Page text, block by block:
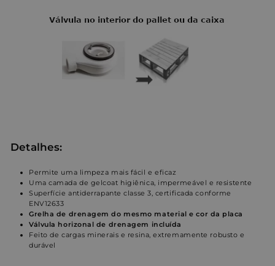
Detalhes:
Permite uma limpeza mais fácil e eficaz
Uma camada de gelcoat higiênica, impermeável e resistente
Superfície antiderrapante classe 3, certificada conforme
ENV12633
Grelha de drenagem do mesmo material e cor da placa
Válvula horizonal de drenagem incluída
Feito de cargas minerais e resina, extremamente robusto e
durável